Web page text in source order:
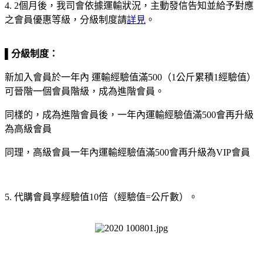
4. 2個月後，我司會依據運輸狀況，主動發信告知並給予對應
之會員優惠等級，分級制度請詳見 。
▌分級制度：
新加入會員於一年內 運輸經驗值滿500（1公斤累積1經驗值）
可晉階一個會員階級，成為進階會員。
同樣的，成為進階會員後，一年內運輸經驗值滿500會再升級
為高級會員
同理，高級會員一年內運輸經驗值滿500會再升級為VIP會員
5. 代購會員享經驗值10倍（經驗值=公斤數）。